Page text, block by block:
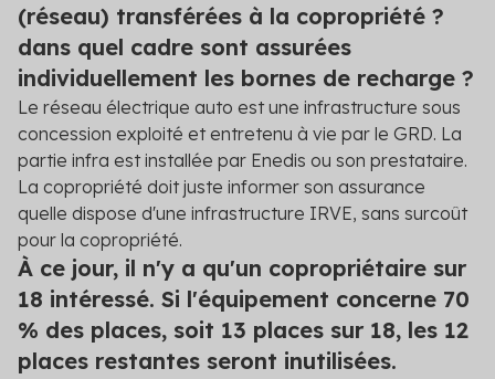
(réseau) transférées à la copropriété ?
dans quel cadre sont assurées
individuellement les bornes de recharge ?
Le réseau électrique auto est une infrastructure sous
concession exploité et entretenu à vie par le GRD. La
partie infra est installée par Enedis ou son prestataire.
La copropriété doit juste informer son assurance
quelle dispose d'une infrastructure IRVE, sans surcoût
pour la copropriété.
À ce jour, il n'y a qu'un copropriétaire sur
18 intéressé. Si l'équipement concerne 70
% des places, soit 13 places sur 18, les 12
places restantes seront inutilisées.